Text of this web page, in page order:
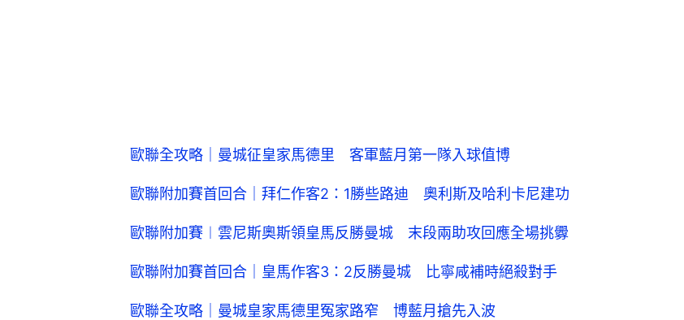
歐聯全攻略｜曼城征皇家馬德里 客軍藍月第一隊入球值博
歐聯附加賽首回合｜拜仁作客2：1勝些路迪 奧利斯及哈利卡尼建功
歐聯附加賽︱雲尼斯奧斯領皇馬反勝曼城 末段兩助攻回應全場挑釁
歐聯附加賽首回合｜皇馬作客3：2反勝曼城 比寧咸補時絕殺對手
歐聯全攻略｜曼城皇家馬德里冤家路窄 博藍月搶先入波